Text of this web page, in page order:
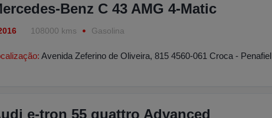
Benz C 43 AMG 4-Matic
108000 kms Gasolina
Avenida Zeferino de Oliveira, 815 4560-061 Croca - Penafiel
e-tron 55 quattro Advanced